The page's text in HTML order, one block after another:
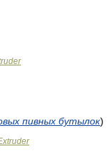
пивных бутылок)